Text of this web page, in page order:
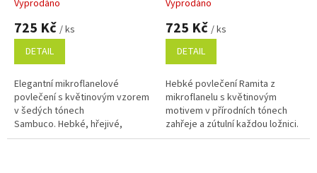
Vyprodáno
725 Kč / ks
DETAIL
Elegantní mikroflanelové
povlečení s květinovým vzorem
v šedých tónech
Sambuco. Hebké, hřejivé,
vhodné pro alergiky. Snadná
Vyprodáno
725 Kč / ks
DETAIL
Hebké povlečení Ramita z
mikroflanelu s květinovým
motivem v přírodních tónech
zahřeje a zútulní každou ložnici.
Vhodné i pro alergiky, snadná